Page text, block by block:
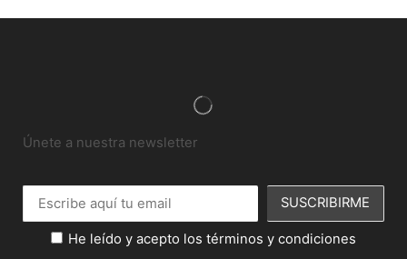
Únete a nuestra newsletter
He leído y acepto los términos y condiciones